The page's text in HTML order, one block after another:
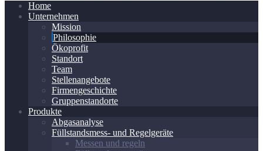
Home
Unternehmen
Mission
Philosophie
Ökoprofit
Standort
Team
Stellenangebote
Firmengeschichte
Gruppenstandorte
Produkte
Abgasanalyse
Füllstandsmess- und Regelgeräte
Messen und regeln